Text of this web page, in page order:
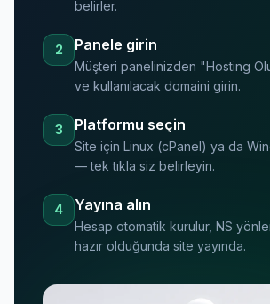
belirler.
2 Panele girin
Müşteri panelinizden "Hosting
ve kullanılacak domaini girin.
3 Platformu seçin
Site için Linux (cPanel) ya da
— tek tıkla siz belirleyin.
4 Yayına alın
Hesap otomatik kurulur, NS
hazır olduğunda site yayında.